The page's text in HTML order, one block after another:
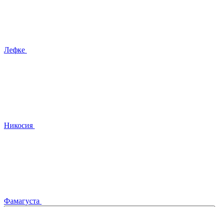
Лефке
Никосия
Фамагуста